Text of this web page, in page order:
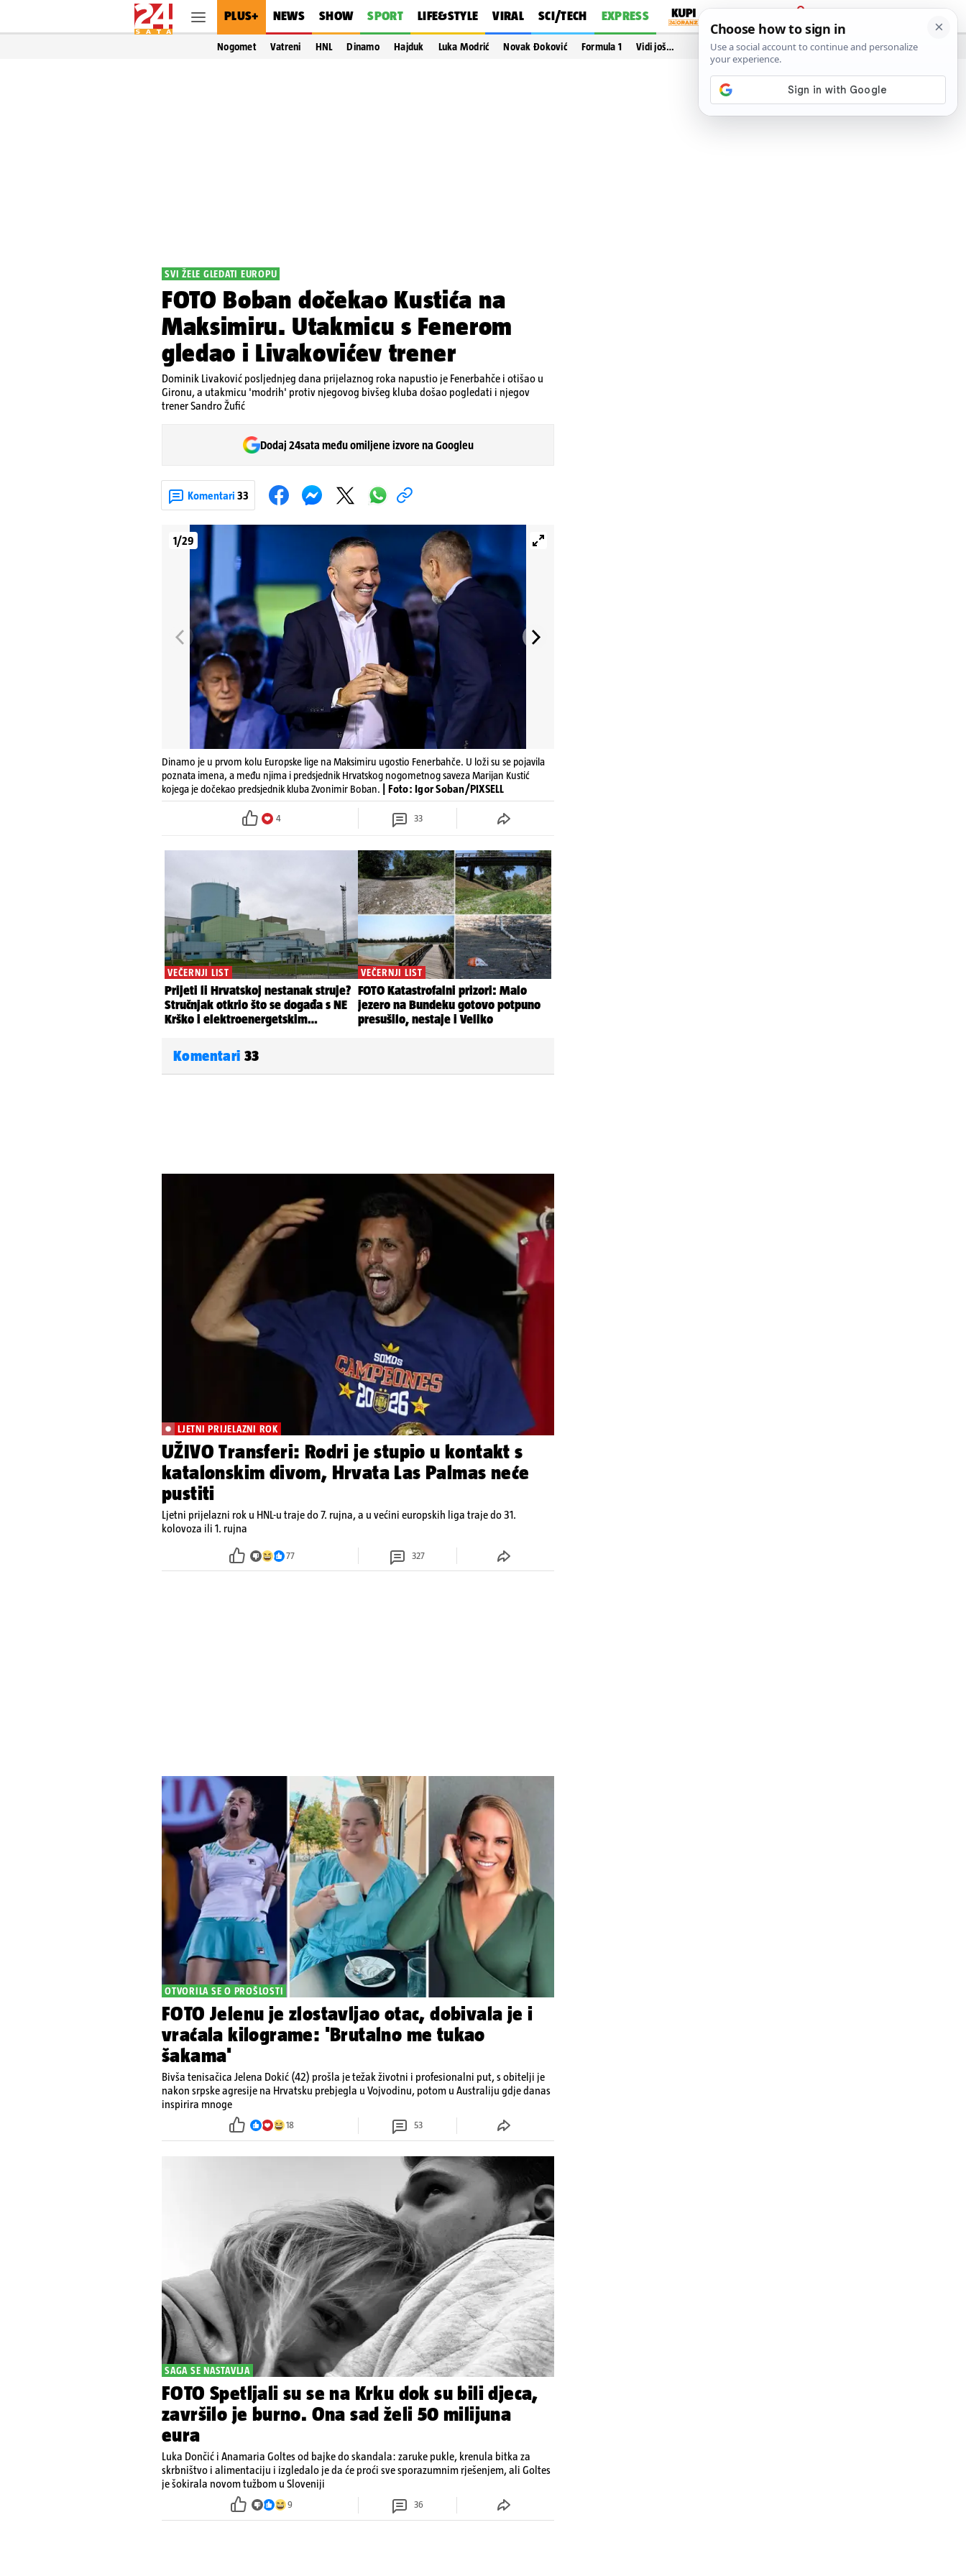
PLUS+ NEWS SHOW SPORT LIFE&STYLE VIRAL SCI/TECH EXPRESS
PRIJAVA
Nogomet Vatreni HNL Dinamo Hajduk Luka Modrić Novak Đoković Formula 1 Vidi još…
SVI ŽELE GLEDATI EUROPU
FOTO Boban dočekao Kustića na
Maksimiru. Utakmicu s Fenerom
gledao i Livakovićev trener
Dominik Livaković posljednjeg dana prijelaznog roka napustio je Fenerbahče i otišao u
Gironu, a utakmicu 'modrih' protiv njegovog bivšeg kluba došao pogledati i njegov
trener Sandro Žufić
Dodaj 24sata među omiljene izvore na Googleu
Komentari 33
1/29
Dinamo je u prvom kolu Europske lige na Maksimiru ugostio Fenerbahče. U loži su se pojavila
poznata imena, a među njima i predsjednik Hrvatskog nogometnog saveza Marijan Kustić
kojega je dočekao predsjednik kluba Zvonimir Boban.
| Foto: Igor Soban/PIXSELL
4 33
Komentari 33
LJETNI PRIJELAZNI ROK
UŽIVO Transferi: Rodri je stupio u kontakt s
katalonskim divom, Hrvata Las Palmas neće
pustiti
Ljetni prijelazni rok u HNL-u traje do 7. rujna, a u većini europskih liga traje do 31.
kolovoza ili 1. rujna
77 327
OTVORILA SE O PROŠLOSTI
FOTO Jelenu je zlostavljao otac, dobivala je i
vraćala kilograme: 'Brutalno me tukao
šakama'
Bivša tenisačica Jelena Dokić (42) prošla je težak životni i profesionalni put, s obitelji je
nakon srpske agresije na Hrvatsku prebjegla u Vojvodinu, potom u Australiju gdje danas
inspirira mnoge
18 53
SAGA SE NASTAVLJA
FOTO Spetljali su se na Krku dok su bili djeca,
završilo je burno. Ona sad želi 50 milijuna
eura
Luka Dončić i Anamaria Goltes od bajke do skandala: zaruke pukle, krenula bitka za
skrbništvo i alimentaciju i izgledalo je da će proći sve sporazumnim rješenjem, ali Goltes
je šokirala novom tužbom u Sloveniji
9 36